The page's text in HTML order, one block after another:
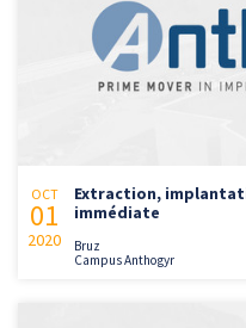
OCT
01
2020
Extraction,
immédiate
Bruz
Campus Anthogyr